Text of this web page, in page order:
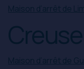
Maison d’arrêt de
Maison d’arrêt de